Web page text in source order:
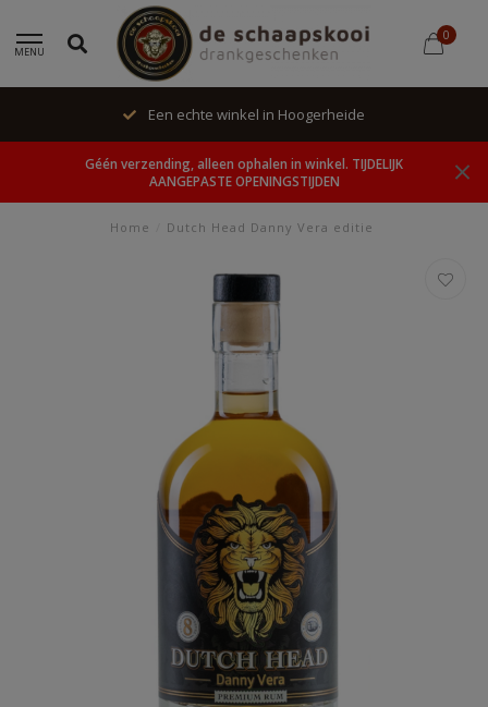
MENU
0
Een echte winkel in Hoogerheide
Géén verzending, alleen ophalen in winkel. TIJDELIJK
AANGEPASTE OPENINGSTIJDEN
Home Dutch Head Danny Vera editie